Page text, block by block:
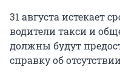
31 августа истекает
водители такси и
должны будут
справку об